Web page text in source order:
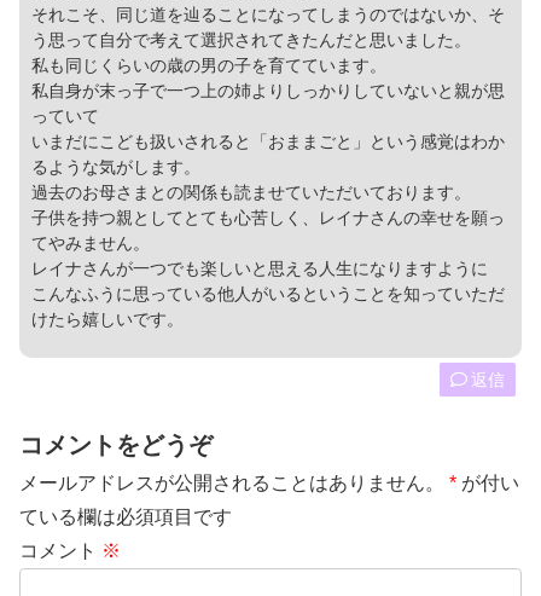
それこそ、同じ道を辿ることになってしまうのではないか、そ
う思って自分で考えて選択されてきたんだと思いました。
私も同じくらいの歳の男の子を育てています。
私自身が末っ子で一つ上の姉よりしっかりしていないと親が思
っていて
いまだにこども扱いされると「おままごと」という感覚はわか
るような気がします。
過去のお母さまとの関係も読ませていただいております。
子供を持つ親としてとても心苦しく、レイナさんの幸せを願っ
てやみません。
レイナさんが一つでも楽しいと思える人生になりますように
こんなふうに思っている他人がいるということを知っていただ
けたら嬉しいです。
返信
コメントをどうぞ
メールアドレスが公開されることはありません。 * が付い
ている欄は必須項目です
コメント ※